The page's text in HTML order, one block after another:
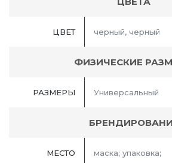
ЦВЕТ черный, черный
ФИЗИЧЕСКИЕ
РАЗМЕРЫ Универсальный
МЕСТО маска; упаковка;